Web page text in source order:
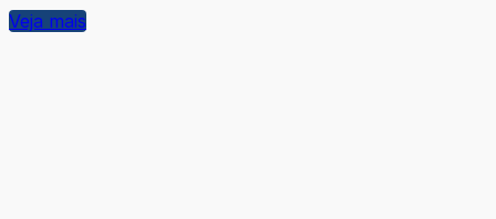
Veja mais